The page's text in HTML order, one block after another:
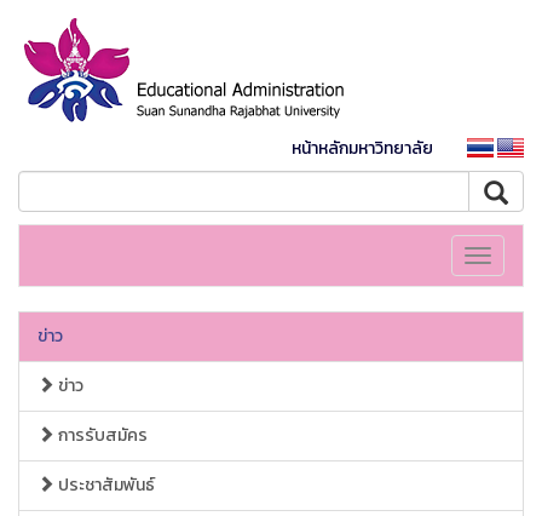
หน้าหลักมหาวิทยาลัย
Toggle
ข่าว
ข่าว
การรับสมัคร
ประชาสัมพันธ์